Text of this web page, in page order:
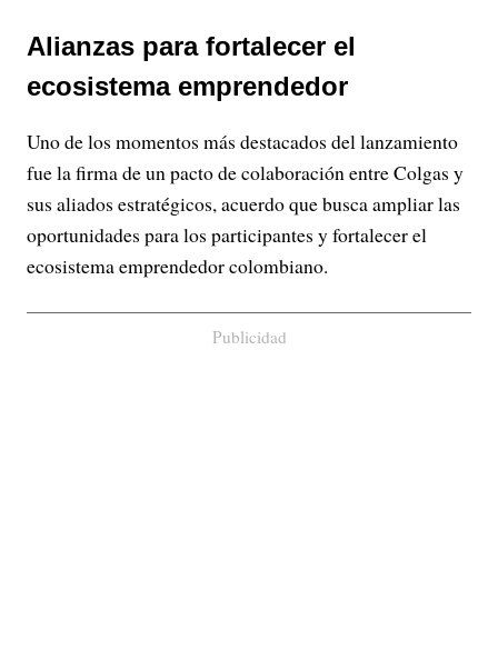
Alianzas para fortalecer el
ecosistema emprendedor
Uno de los momentos más destacados del lanzamiento
fue la firma de un pacto de colaboración entre Colgas y
sus aliados estratégicos, acuerdo que busca ampliar las
oportunidades para los participantes y fortalecer el
ecosistema emprendedor colombiano.
Publicidad